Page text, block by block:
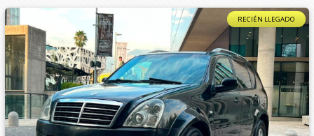
RECIÉN LLEGADO